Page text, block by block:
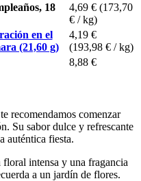
18
4,69 € (173,70
€ / kg)
en el
(21,60 g)
4,19 €
(193,98 € / kg)
8,88 €
recomendamos comenzar
Su sabor dulce y refrescante
auténtica fiesta.
intensa y una fragancia
a un jardín de flores.